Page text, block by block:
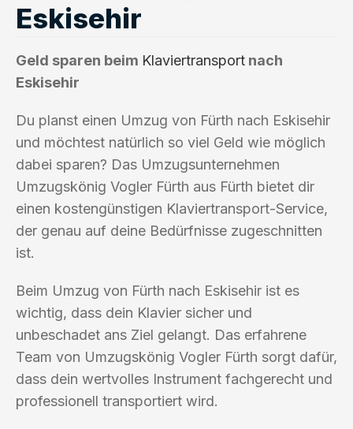
Eskisehir
Geld sparen beim Klaviertransport nach
Eskisehir
Du planst einen Umzug von Fürth nach Eskisehir
und möchtest natürlich so viel Geld wie möglich
dabei sparen? Das Umzugsunternehmen
Umzugskönig Vogler Fürth aus Fürth bietet dir
einen kostengünstigen Klaviertransport-Service,
der genau auf deine Bedürfnisse zugeschnitten
ist.
Beim Umzug von Fürth nach Eskisehir ist es
wichtig, dass dein Klavier sicher und
unbeschadet ans Ziel gelangt. Das erfahrene
Team von Umzugskönig Vogler Fürth sorgt dafür,
dass dein wertvolles Instrument fachgerecht und
professionell transportiert wird.